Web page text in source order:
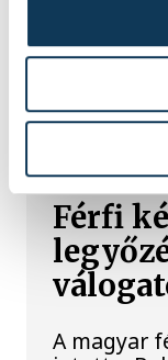
Vizes
Betlehem
Férfi
A magyar